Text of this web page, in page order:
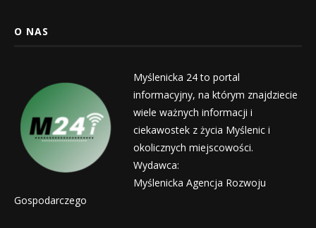
O NAS
Myślenicka 24 to portal
informacyjny, na którym znajdziecie
wiele ważnych informacji i
ciekawostek z życia Myślenic i
okolicznych miejscowości.
Wydawca:
Myślenicka Agencja Rozwoju
Gospodarczego